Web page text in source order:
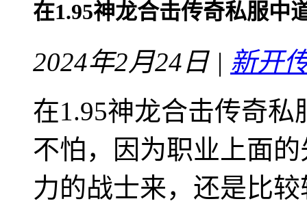
在1.95神龙合击传奇私服中
2024年2月24日 | 新开
在1.95神龙合击传奇
不怕，因为职业上面
力的战士来，还是比